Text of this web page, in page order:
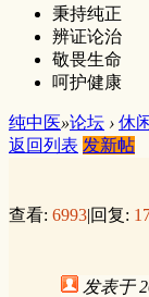
秉持纯正
辨证论治
敬畏生命
呵护健康
纯中医»论坛 › 休
返回列表 发新帖
查看: 6993|回复:
发表于